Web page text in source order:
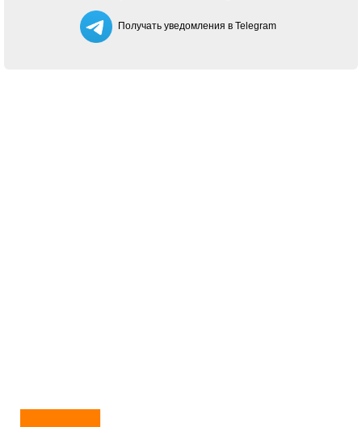
Получать уведомления в Telegram